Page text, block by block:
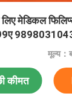
लिए मेडिकल
मूल्य：
कीमत